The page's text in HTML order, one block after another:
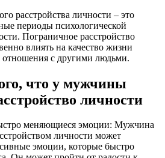
расстройства личности – это
периоды психологической
Пограничное расстройство
влиять на качество жизни
отношения с другими людьми.
что у мужчины
личности
меняющиеся эмоции: Мужчина
личности может
эмоции, которые быстро